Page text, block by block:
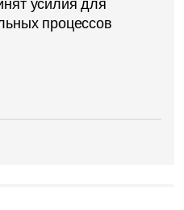
усилия для
процессов